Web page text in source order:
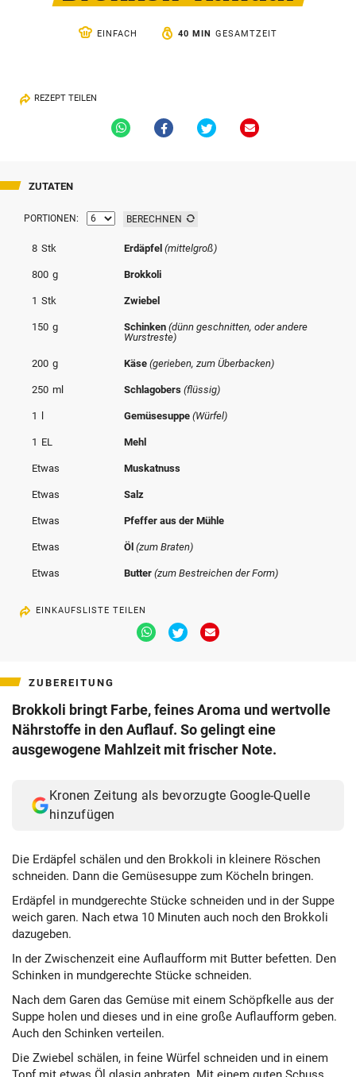
Muthgasse 2, 1190 Wien
EINFACH 40 MIN GESAMTZEIT
REZEPT TEILEN
Via
Whatsapp
Via
Facebook
Via
Twitter
Via
Email
ZUTATEN
PORTIONEN: BERECHNEN
8 Stk Erdäpfel(mittelgroß)
800 g Brokkoli
1 Stk Zwiebel
150 g Schinken(dünn geschnitten, oder andere
Wurstreste)
200 g Käse(gerieben, zum Überbacken)
250 ml Schlagobers(flüssig)
1 Gemüsesuppe(Würfel)
1 EL Mehl
Etwas Muskatnuss
Etwas Salz
Etwas Pfeffer aus der Mühle
Etwas Öl(zum Braten)
Etwas Butter(zum Bestreichen der Form)
EINKAUFSLISTE TEILEN
Via
Whatsapp
Via
Twitter
Via
ZUBEREITUNG
Brokkoli bringt Farbe, feines Aroma und wertvolle
Nährstoffe in den Auflauf. So gelingt eine
ausgewogene Mahlzeit mit frischer Note.
Kronen Zeitung als bevorzugte Google-Quelle
hinzufügen
Die Erdäpfel schälen und den Brokkoli in kleinere Röschen
schneiden. Dann die Gemüsesuppe zum Köcheln bringen.
Erdäpfel in mundgerechte Stücke schneiden und in der Suppe
weich garen. Nach etwa 10 Minuten auch noch den Brokkoli
dazugeben.
In der Zwischenzeit eine Auflaufform mit Butter befetten. Den
Schinken in mundgerechte Stücke schneiden.
Nach dem Garen das Gemüse mit einem Schöpfkelle aus der
Suppe holen und dieses und in eine große Auflaufform geben.
Auch den Schinken verteilen.
Die Zwiebel schälen, in feine Würfel schneiden und in einem